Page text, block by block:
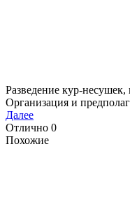
Разведение кур-
Организация и
Далее
Отлично 0
Похожие